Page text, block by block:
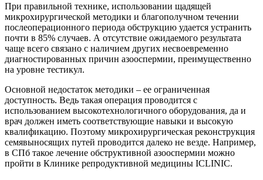
При правильной технике, использовании щадящей
микрохирургической методики и благополучном течении
послеоперационного периода обструкцию удается устранить
почти в 85% случаев. А отсутствие ожидаемого результата
чаще всего связано с наличием других несвоевременно
диагностированных причин азооспермии, преимущественно
на уровне тестикул.
Основной недостаток методики – ее ограниченная
доступность. Ведь такая операция проводится с
использованием высокотехнологичного оборудования, да и
врач должен иметь соответствующие навыки и высокую
квалификацию. Поэтому микрохирургическая реконструкция
семявыносящих путей проводится далеко не везде. Например,
в СПб такое лечение обструктивной азооспермии можно
пройти в Клинике репродуктивной медицины ICLINIC.